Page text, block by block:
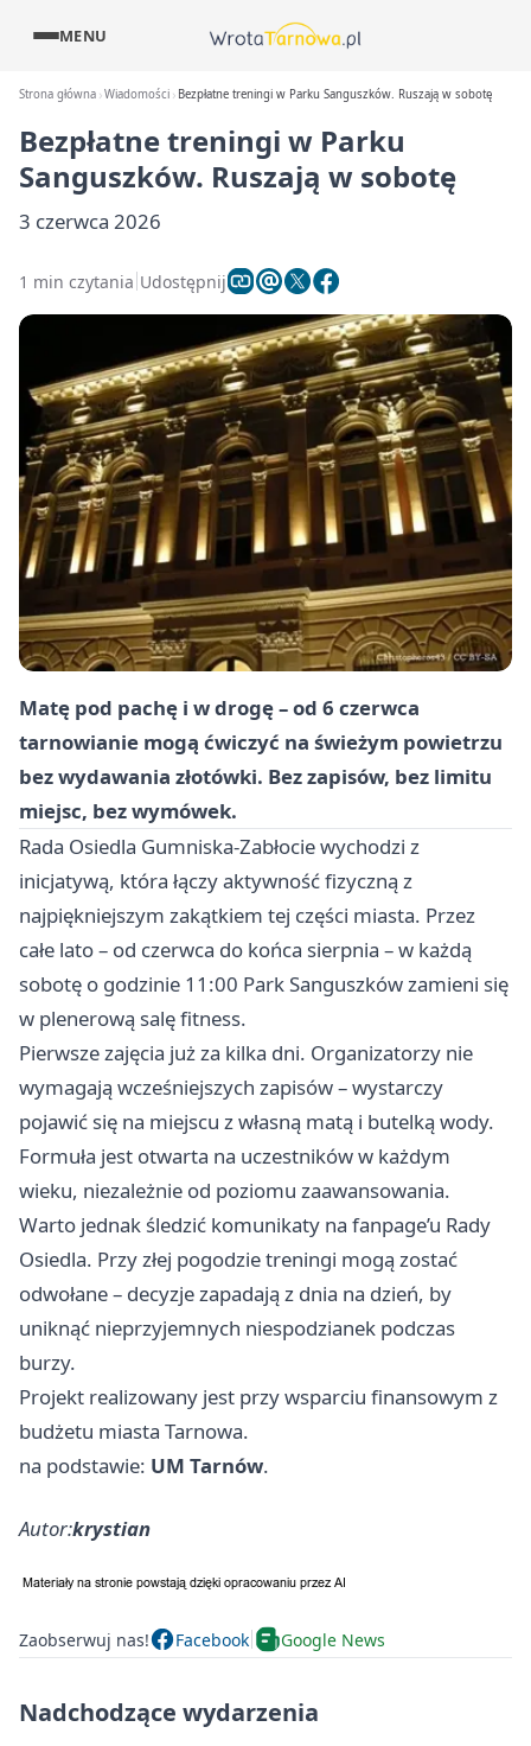
MENU
Strona główna Wiadomości Bezpłatne treningi w Parku Sanguszków. Ruszają w sobotę
Bezpłatne treningi w Parku
Sanguszków. Ruszają w sobotę
3 czerwca 2026
1 min czytania Udostępnij
Matę pod pachę i w drogę – od 6 czerwca
tarnowianie mogą ćwiczyć na świeżym powietrzu
bez wydawania złotówki. Bez zapisów, bez limitu
miejsc, bez wymówek.
Rada Osiedla Gumniska-Zabłocie wychodzi z
inicjatywą, która łączy aktywność fizyczną z
najpiękniejszym zakątkiem tej części miasta. Przez
całe lato – od czerwca do końca sierpnia – w każdą
sobotę o godzinie 11:00 Park Sanguszków zamieni się
w plenerową salę fitness.
Pierwsze zajęcia już za kilka dni. Organizatorzy nie
wymagają wcześniejszych zapisów – wystarczy
pojawić się na miejscu z własną matą i butelką wody.
Formuła jest otwarta na uczestników w każdym
wieku, niezależnie od poziomu zaawansowania.
Warto jednak śledzić komunikaty na fanpage’u Rady
Osiedla. Przy złej pogodzie treningi mogą zostać
odwołane – decyzje zapadają z dnia na dzień, by
uniknąć nieprzyjemnych niespodzianek podczas
burzy.
Projekt realizowany jest przy wsparciu finansowym z
budżetu miasta Tarnowa.
na podstawie: UM Tarnów.
Autor:krystian
Zaobserwuj nas! Facebook Google News
Nadchodzące wydarzenia